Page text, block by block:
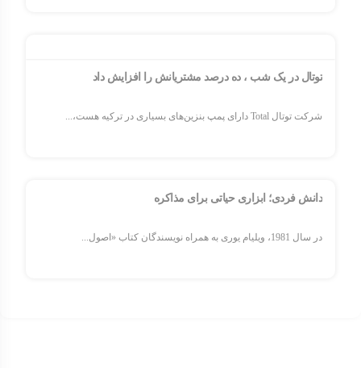
توتال در یک شب ، ده درصد مشتریانش را افزایش داد
شرکت توتال Total دارای پمپ بنزین‌های بسیاری در ترکیه هست،...
دانش فردی؛ ابزاری حیاتی برای مذاكره
در سال 1981، ویلیام یوری به همراه نویسندگان کتاب «اصول...